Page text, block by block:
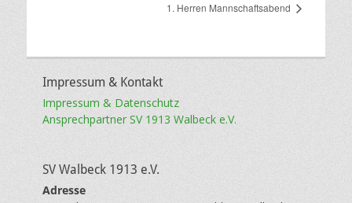
1. Herren Mannschaftsabend
Impressum & Kontakt
Impressum & Datenschutz
Ansprechpartner SV 1913 Walbeck e.V.
SV Walbeck 1913 e.V.
Adresse